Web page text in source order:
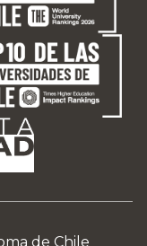
de Chile